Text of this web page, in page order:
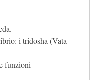
i tridosha (Vata-
funzioni